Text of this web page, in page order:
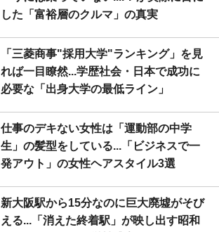
した「富裕層のクルマ」の真実
「三菱商事"採用大学"ランキング」を見
れば一目瞭然...学歴社会・日本で成功に
必要な「出身大学の最低ライン」
仕事のデキない女性は「運動部の中学
生」の髪型をしている...「ビジネスで一
発アウト」の女性ヘアスタイル3選
新大阪駅から15分なのに巨大廃墟がそび
える...「消えた終着駅」が映し出す昭和